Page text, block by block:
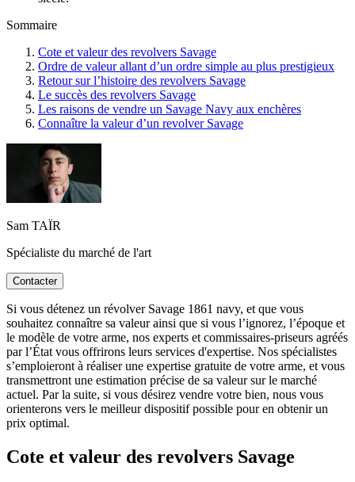
Sommaire
Cote et valeur des revolvers Savage
Ordre de valeur allant d’un ordre simple au plus prestigieux
Retour sur l’histoire des revolvers Savage
Le succès des revolvers Savage
Les raisons de vendre un Savage Navy aux enchères
Connaître la valeur d’un revolver Savage
Sam TAÏR
Spécialiste du marché de l'art
Contacter
Si vous détenez un révolver Savage 1861 navy, et que vous
souhaitez connaître sa valeur ainsi que si vous l’ignorez, l’époque et
le modèle de votre arme, nos experts et commissaires-priseurs agréés
par l’État vous offrirons leurs services d'expertise. Nos spécialistes
s’emploieront à réaliser une expertise gratuite de votre arme, et vous
transmettront une estimation précise de sa valeur sur le marché
actuel. Par la suite, si vous désirez vendre votre bien, nous vous
orienterons vers le meilleur dispositif possible pour en obtenir un
prix optimal.
Cote et valeur des revolvers Savage